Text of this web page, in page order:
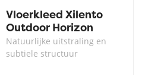
Vloerkleed Xilento
Outdoor Horizon
Wood
Natuurlijke uitstraling en
subtiele structuur